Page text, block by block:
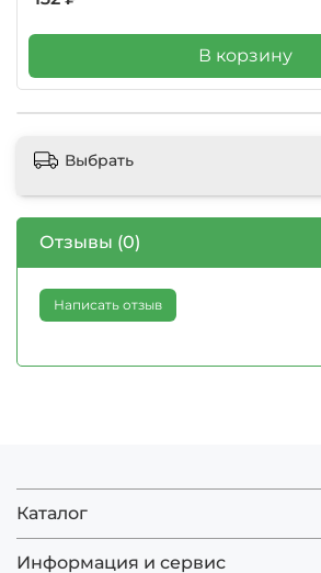
В корзину
Выбрать
Отзывы (0)
Написать отзыв
Каталог
Информация и сервис